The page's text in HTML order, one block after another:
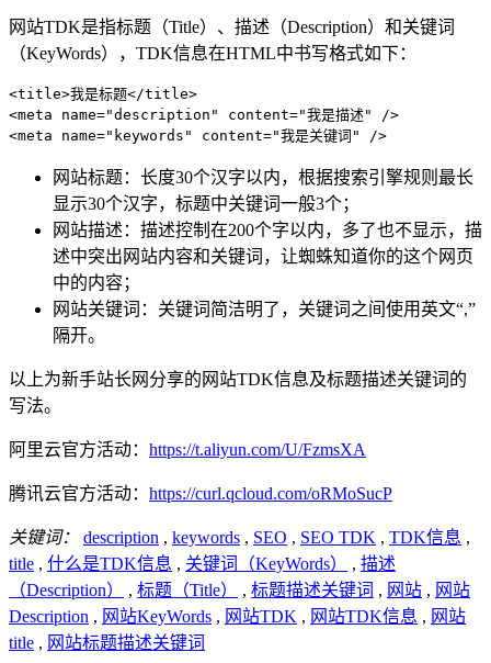
网站TDK是指标题（Title）、描述（Description）和关键词
（KeyWords），TDK信息在HTML中书写格式如下：
<title>我是标题</title>
<meta name="description" content="我是描述" />
<meta name="keywords" content="我是关键词" />
网站标题：长度30个汉字以内，根据搜索引擎规则最长
显示30个汉字，标题中关键词一般3个；
网站描述：描述控制在200个字以内，多了也不显示，描
述中突出网站内容和关键词，让蜘蛛知道你的这个网页
中的内容；
网站关键词：关键词简洁明了，关键词之间使用英文“,”
隔开。
以上为新手站长网分享的网站TDK信息及标题描述关键词的
写法。
阿里云官方活动： https://t.aliyun.com/U/FzmsXA
腾讯云官方活动： https://curl.qcloud.com/oRMoSucP
关键词： description , keywords , SEO , SEO TDK , TDK信息 ,
title , 什么是TDK信息 , 关键词（KeyWords） , 描述
（Description）
, 标题（Title） , 标题描述关键词 , 网站 , 网站
Description , 网站KeyWords , 网站TDK , 网站TDK信息 , 网站
title , 网站标题描述关键词